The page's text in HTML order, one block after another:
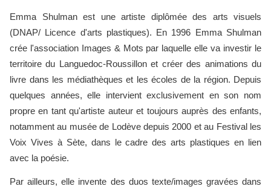
Emma Shulman est une artiste diplômée des arts visuels
(DNAP/ Licence d'arts plastiques). En 1996 Emma Shulman
crée l'association Images & Mots par laquelle elle va investir le
territoire du Languedoc-Roussillon et créer des animations du
livre dans les médiathèques et les écoles de la région. Depuis
quelques années, elle intervient exclusivement en son nom
propre en tant qu'artiste auteur et toujours auprès des enfants,
notamment au musée de Lodève depuis 2000 et au Festival les
Voix Vives à Sète, dans le cadre des arts plastiques en lien
avec la poésie.
Par ailleurs, elle invente des duos texte/images gravées dans